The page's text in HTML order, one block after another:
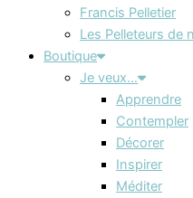
Francis Pelletier
Les Pelleteurs de
Boutique
Je veux…
Apprendre
Contempler
Décorer
Inspirer
Méditer